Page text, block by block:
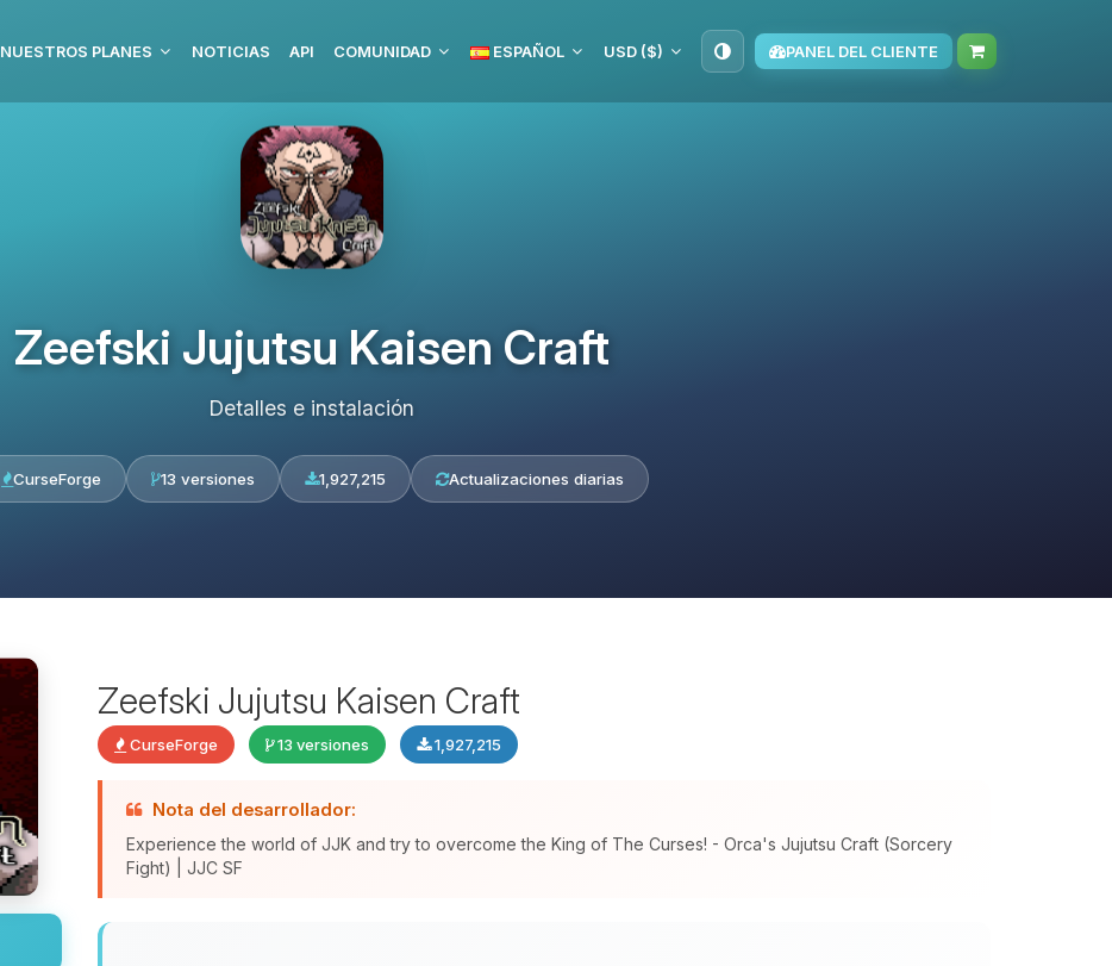
NUESTROS PLANES NOTICIAS API COMUNIDAD ESPAÑOL USD ($) PANEL DEL CLIENTE
Zeefski Jujutsu Kaisen Craft
Detalles e instalación
CurseForge 13 versiones 1,927,215 Actualizaciones diarias
Zeefski Jujutsu Kaisen Craft
CurseForge 13 versiones 1,927,215
Nota del desarrollador:
Experience the world of JJK and try to overcome the King of The Curses! - Orca's Jujutsu Craft (Sorcery
Fight) | JJC SF